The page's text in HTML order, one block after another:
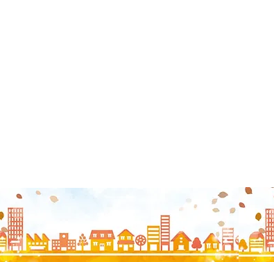
顔相続サロン®新潟
TUNAGUみんなの相続診断士事務所